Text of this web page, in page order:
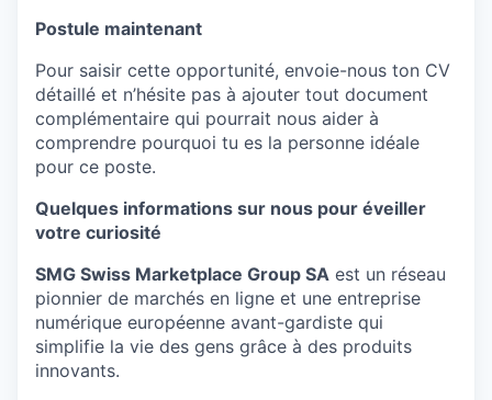
Postule maintenant
Pour saisir cette opportunité, envoie-nous ton CV
détaillé et n’hésite pas à ajouter tout document
complémentaire qui pourrait nous aider à
comprendre pourquoi tu es la personne idéale
pour ce poste.
Quelques informations sur nous pour éveiller
votre curiosité
SMG Swiss Marketplace Group SA est un réseau
pionnier de marchés en ligne et une entreprise
numérique européenne avant-gardiste qui
simplifie la vie des gens grâce à des produits
innovants.